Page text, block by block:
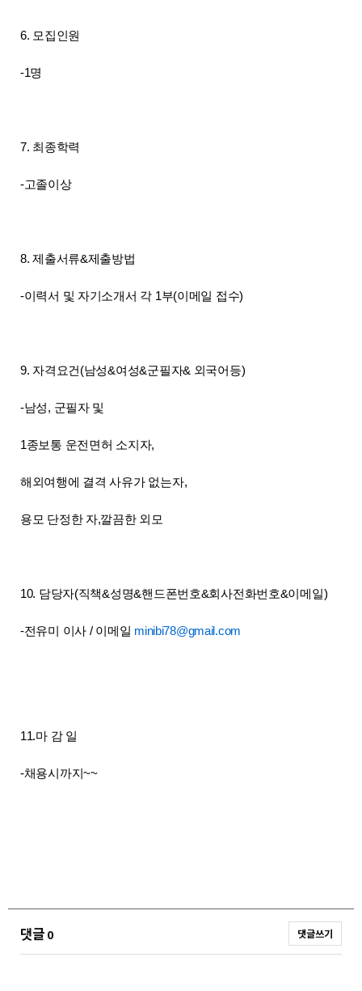
6. 모집인원
-1명
7. 최종학력
-고졸이상
8. 제출서류&제출방법
-이력서 및 자기소개서 각 1부(이메일 접수)
9. 자격요건(남성&여성&군필자& 외국어등)
-남성, 군필자 및
1종보통 운전면허 소지자,
해외여행에 결격 사유가 없는자,
용모 단정한 자,깔끔한 외모
10. 담당자(직책&성명&핸드폰번호&회사전화번호&이메일)
-전유미 이사 / 이메일 minibi78@gmail.com
11.마 감 일
-채용시까지~~
댓글0 댓글쓰기